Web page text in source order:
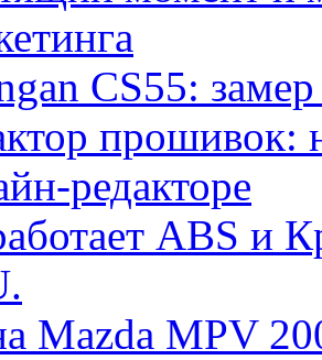
CS55:
прошивок:
редакторе
ABS и
Mazda MPV